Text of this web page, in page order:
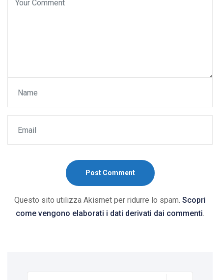
Post Comment
Questo sito utilizza Akismet per ridurre lo spam. Scopri
come vengono elaborati i dati derivati dai commenti.